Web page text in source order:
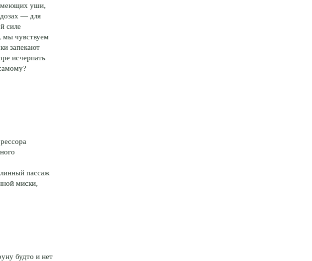
уши,
— для
силе
мы чувствуем
запекают
исчерпать
пассаж
миски,
будто и нет